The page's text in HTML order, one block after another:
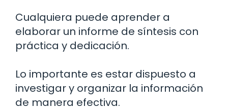
Cualquiera puede aprender a
elaborar un informe de síntesis con
práctica y dedicación.
Lo importante es estar dispuesto a
investigar y organizar la información
de manera efectiva.